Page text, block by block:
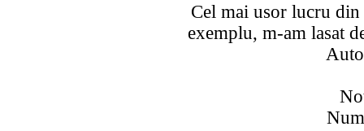
Cel mai usor lucru
exemplu, m-am lasat